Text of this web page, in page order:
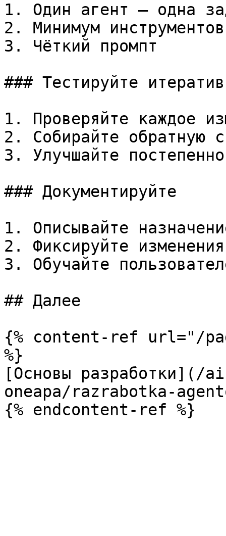
1. Один агент — одна
2. Минимум инструментов
3. Чёткий промпт
### Тестируйте
1. Проверяйте каждое
2. Собирайте обратную
3. Улучшайте постепенно
### Документируйте
1. Описывайте
2. Фиксируйте изменения
3. Обучайте
## Далее
{% content-ref url="/
%}
[Основы разработки](/
oneapa/razrabotka-